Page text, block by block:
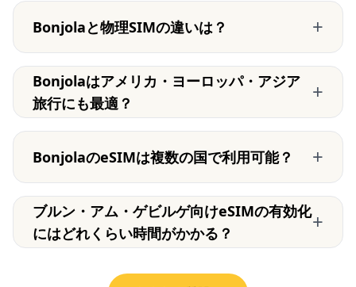
Bonjolaと物理SIMの違いは？ +
Bonjolaはアメリカ・ヨーロッパ・アジア
旅行にも最適？
+
BonjolaのeSIMは複数の国で利用可能？ +
ブルン・アム・ゲビルゲ向けeSIMの有効化
にはどれくらい時間がかかる？
+